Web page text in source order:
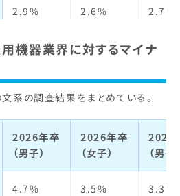
1.8% 1.1% 3.4%
6.8% 4.2%
3.7% 3.6% 4.1%
2.9% 2.6% 2.7%
3.5% 2.6% 2.0%
3.3% 2.0% 2.9%
2.5% 1.3% 1.1%
用機器業界に対するマイナ
の調査結果をまとめている。
2026年卒
（男子）
2026年卒
（女子）
2025
（男子
4.7% 3.5% 3.3%